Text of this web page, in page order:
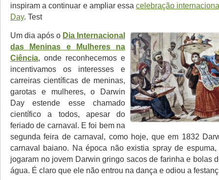
inspiram a continuar e ampliar essacelebração
Day. Test
Um dia após o Dia Internacional
das Meninas e Mulheres na
Ciência, onde reconhecemos e
incentivamos os interesses e
carreiras científicas de meninas,
garotas e mulheres, o Darwin
Day estende esse chamado
científico a todos, apesar do
feriado de carnaval. E foi bem na
segunda feira de carnaval, como hoje, que em 1832
carnaval baiano. Na época não existia spray de
jogaram no jovem Darwin gringo sacos de farinha e bolas
água. É claro que ele não entrou na dança e odiou a